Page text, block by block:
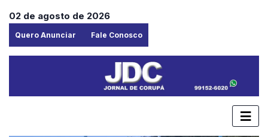
02 de agosto de 2026
Quero Anunciar Fale Conosco